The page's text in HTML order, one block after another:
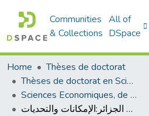
Communities
& Collections
All of
DSpace
Home
Thèses de doctorat
Thèses de doctorat en Sciences
Sciences Economiques, de Gestion et Commerciales - العلوم الإقتصادية و التجارية و علوم التسيير
الأمن الغذائي في الجزائر:الإمكانات والتحديات